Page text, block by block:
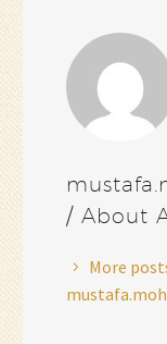
/ About
More